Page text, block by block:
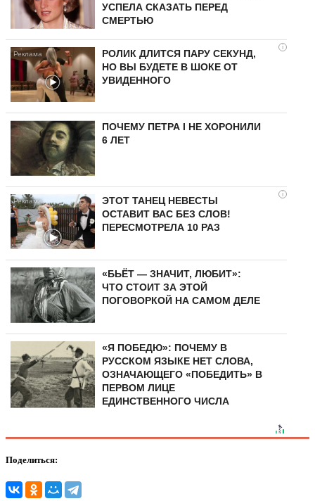
УСПЕЛА СКАЗАТЬ ПЕРЕД
СМЕРТЬЮ
i
РОЛИК ДЛИТСЯ ПАРУ СЕКУНД,
НО ВЫ БУДЕТЕ В ШОКЕ ОТ
УВИДЕННОГО
ПОЧЕМУ ПЕТРА I НЕ ХОРОНИЛИ
6 ЛЕТ
i
ЭТОТ ТАНЕЦ НЕВЕСТЫ
ОСТАВИТ ВАС БЕЗ СЛОВ!
ПЕРЕСМОТРЕЛА 10 РАЗ
«БЬЁТ — ЗНАЧИТ, ЛЮБИТ»:
ЧТО СТОИТ ЗА ЭТОЙ
ПОГОВОРКОЙ НА САМОМ ДЕЛЕ
«Я ПОБЕДЮ»: ПОЧЕМУ В
РУССКОМ ЯЗЫКЕ НЕТ СЛОВА,
ОЗНАЧАЮЩЕГО «ПОБЕДИТЬ» В
ПЕРВОМ ЛИЦЕ
ЕДИНСТВЕННОГО ЧИСЛА
Поделиться: